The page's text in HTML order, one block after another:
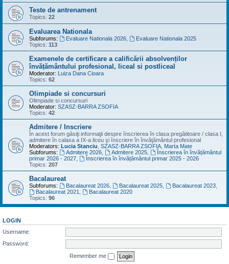
Teste de antrenament
Topics: 22
Evaluarea Nationala
Subforums: Evaluare Nationala 2026,
Evaluare Nationala 2025
Topics: 113
Examenele de certificare a calificării absolvenților
învățământului profesional, liceal si postliceal
Moderator: Luiza Dana Cioara
Topics: 62
Olimpiade si concursuri
Olimpiade si concursuri
Moderator: SZASZ-BARRA ZSOFIA
Topics: 42
Admitere / Inscriere
În acest forum găsiţi informaţii despre înscrierea în clasa pregătitoare / clasa I,
admitere în calasa a IX-a liceu şi înscriere în învăţământul profesional
Moderators: Lucia Stanciu SZASZ-BARRA ZSOFIA Marta Mate
Subforums:
Admitere 2026, Admitere 2025,
Înscrierea în învățământul
primar 2026 - 2027
Înscrierea în învățământul primar 2025 - 2026
Topics: 207
Bacalaureat
Subforums: Bacalaureat 2026, Bacalaureat 2025, Bacalaureat 2023,
Bacalaureat 2021
Bacalaureat 2020
Topics: 96
LOGIN
Username:
Password:
Remember me